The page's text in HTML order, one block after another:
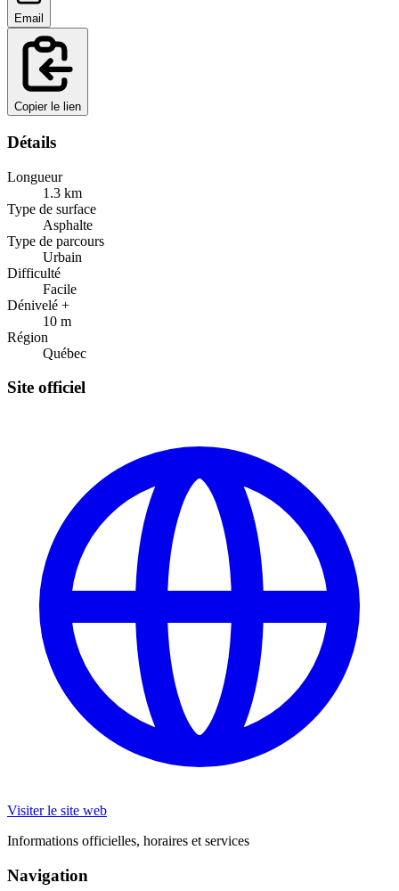
Email
Copier le lien
Détails
Longueur
1.3 km
Type de surface
Asphalte
Type de parcours
Urbain
Difficulté
Facile
Dénivelé +
10 m
Région
Québec
Site officiel
Visiter le site web
Informations officielles, horaires et services
Navigation